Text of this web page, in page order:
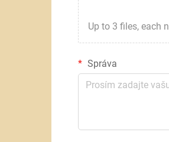
Up to 3 files, each
Správa